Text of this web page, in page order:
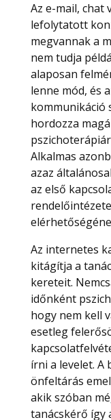
Az e-mail, chat
lefolytatott
megvannak a
nem tudja
alaposan
lenne mód, és
kommunikáció
hordozza
Alkalmas
azaz
az első
Az internetes
kitágítja a
kereteit.
időnként
hogy nem kell
esetleg
írni a levelet.
önfeltárás
akik szóban
tanácskérő így